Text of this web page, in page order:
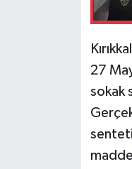
27
sokak